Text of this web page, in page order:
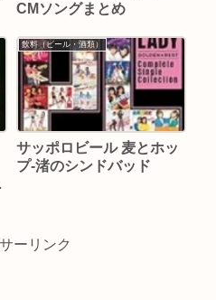
CMソングまとめ
飲料（ビール・酒類）
サッポロビール 麦とホッ
プ-渚のシンドバッド
ーリンク